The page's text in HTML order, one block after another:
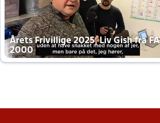
Årets Frivillige 2025, Liv Gish fra FA
2000